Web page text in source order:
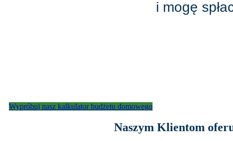
i mogę
Wypróbuj nasz kalkulator budżetu domowego
Naszym Klientom